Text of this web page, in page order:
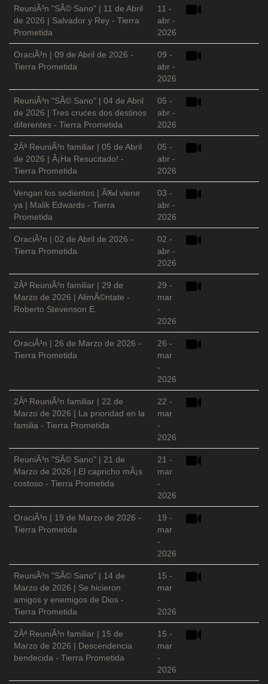
ReuniÃ³n "SÃ© Sano" | 11 de Abril
de 2026 | Salvador y Rey - Tierra
Prometida
11 -
abr -
2026
OraciÃ³n | 09 de Abril de 2026 -
Tierra Prometida
09 -
abr -
2026
ReuniÃ³n "SÃ© Sano" | 04 de Abril
de 2026 | Tres cruces dos destinos
diferentes - Tierra Prometida
05 -
abr -
2026
2Âª ReuniÃ³n familiar | 05 de Abril
de 2026 | Â¡Ha Resucitado! -
Tierra Prometida
05 -
abr -
2026
Vengan los sedientos | Ã‰l viene
ya | Malik Edwards - Tierra
Prometida
03 -
abr -
2026
OraciÃ³n | 02 de Abril de 2026 -
Tierra Prometida
02 -
abr -
2026
2Âª ReuniÃ³n familiar | 29 de
Marzo de 2026 | AlimÃ©ntate -
Roberto Stevenson E.
29 -
mar
-
2026
OraciÃ³n | 26 de Marzo de 2026 -
Tierra Prometida
26 -
mar
-
2026
2Âª ReuniÃ³n familiar | 22 de
Marzo de 2026 | La prioridad en la
familia - Tierra Prometida
22 -
mar
-
2026
ReuniÃ³n "SÃ© Sano" | 21 de
Marzo de 2026 | El capricho mÃ¡s
costoso - Tierra Prometida
21 -
mar
-
2026
OraciÃ³n | 19 de Marzo de 2026 -
Tierra Prometida
19 -
mar
-
2026
ReuniÃ³n "SÃ© Sano" | 14 de
Marzo de 2026 | Se hicieron
amigos y enemigos de Dios -
Tierra Prometida
15 -
mar
-
2026
2Âª ReuniÃ³n familiar | 15 de
Marzo de 2026 | Descendencia
bendecida - Tierra Prometida
15 -
mar
-
2026